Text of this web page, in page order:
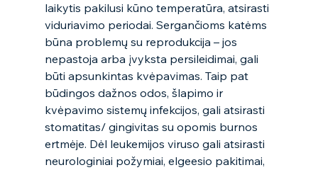
laikytis pakilusi kūno temperatūra, atsirasti
viduriavimo periodai. Sergančioms katėms
būna problemų su reprodukcija – jos
nepastoja arba įvyksta persileidimai, gali
būti apsunkintas kvėpavimas. Taip pat
būdingos dažnos odos, šlapimo ir
kvėpavimo sistemų infekcijos, gali atsirasti
stomatitas/ gingivitas su opomis burnos
ertmėje. Dėl leukemijos viruso gali atsirasti
neurologiniai požymiai, elgeesio pakitimai,